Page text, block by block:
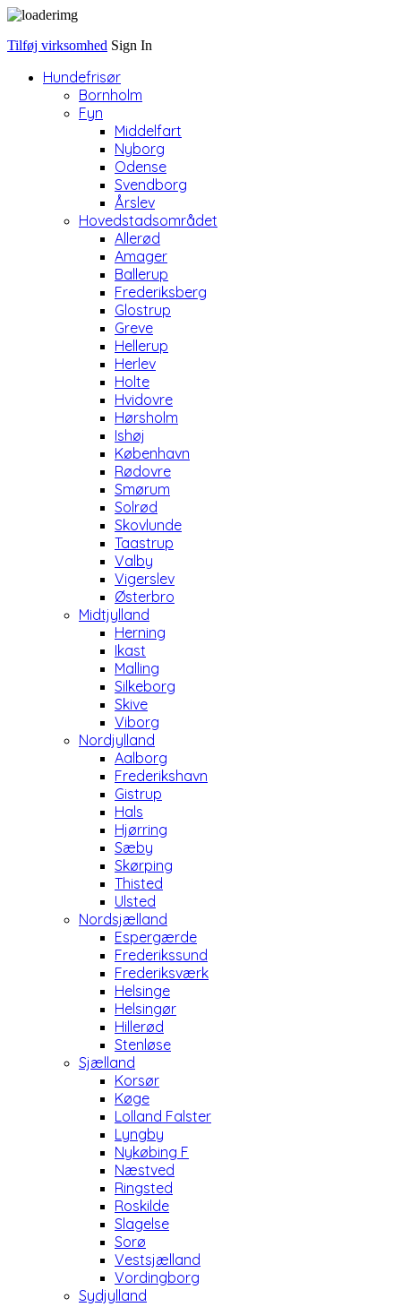
Tilføj virksomhed Sign In
Hundefrisør
Bornholm
Fyn
Middelfart
Nyborg
Odense
Svendborg
Årslev
Hovedstadsområdet
Allerød
Amager
Ballerup
Frederiksberg
Glostrup
Greve
Hellerup
Herlev
Holte
Hvidovre
Hørsholm
Ishøj
København
Rødovre
Smørum
Solrød
Skovlunde
Taastrup
Valby
Vigerslev
Østerbro
Midtjylland
Herning
Ikast
Malling
Silkeborg
Skive
Viborg
Nordjylland
Aalborg
Frederikshavn
Gistrup
Hals
Hjørring
Sæby
Skørping
Thisted
Ulsted
Nordsjælland
Espergærde
Frederikssund
Frederiksværk
Helsinge
Helsingør
Hillerød
Stenløse
Sjælland
Korsør
Køge
Lolland Falster
Lyngby
Nykøbing F
Næstved
Ringsted
Roskilde
Slagelse
Sorø
Vestsjælland
Vordingborg
Sydjylland